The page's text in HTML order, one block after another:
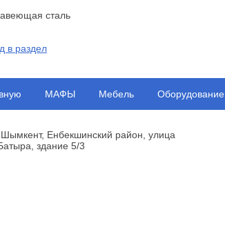
сталь
в раздел
МАФЫ Мебель Оборудование
Енбекшинский район, улица
здание 5/3